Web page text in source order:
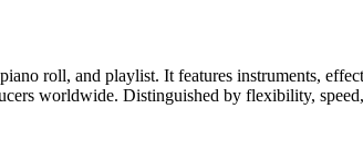
roll, and playlist. It features instruments,
worldwide. Distinguished by flexibility,